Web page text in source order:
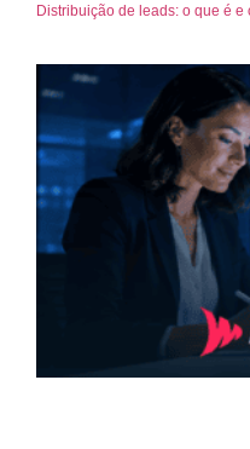
Distribuição de leads: o que é e